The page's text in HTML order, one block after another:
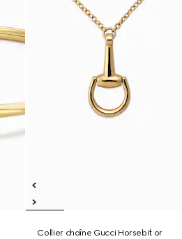
Collier chaîne Gucci Horsebit or